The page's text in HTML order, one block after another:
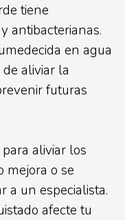
tiene
antibacterianas.
en agua
aliviar la
futuras
aliviar los
mejora o se
a un especialista.
afecte tu